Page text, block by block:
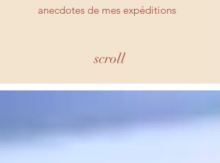
anecdotes de mes expéditions
scroll